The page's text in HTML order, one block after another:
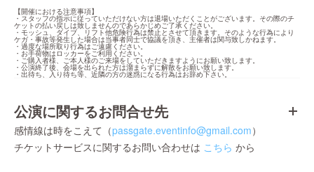
【開催における注意事項】
・スタッフの指示に従っていただけない方は退場いただくことがございます。その際のチ
ケットの払い戻しは致しませんのであらかじめご了承ください。
・モッシュ、ダイブ、リフト他危険行為は禁止とさせて頂きます。そのような行為により
ケガ・事故等発生した場合は当事者同士で協議を頂き、主催者は関与致しかねます。
・過度な場所取り行為はご遠慮ください。
・お手荷物はロッカーをご利用ください。
・ご購入者様、ご本人様のご来場をしていただきますようにお願い致します。
・公演終了後、会場を出られた方は溜まらずに解散をお願い致します。
・出待ち、入り待ち等、近隣の方の迷惑になる行為はお辞め下さい。
公演に関するお問合せ先
感情線は時をこえて（passgate.eventinfo@gmail.com）
チケットサービスに関するお問い合わせは こちら から